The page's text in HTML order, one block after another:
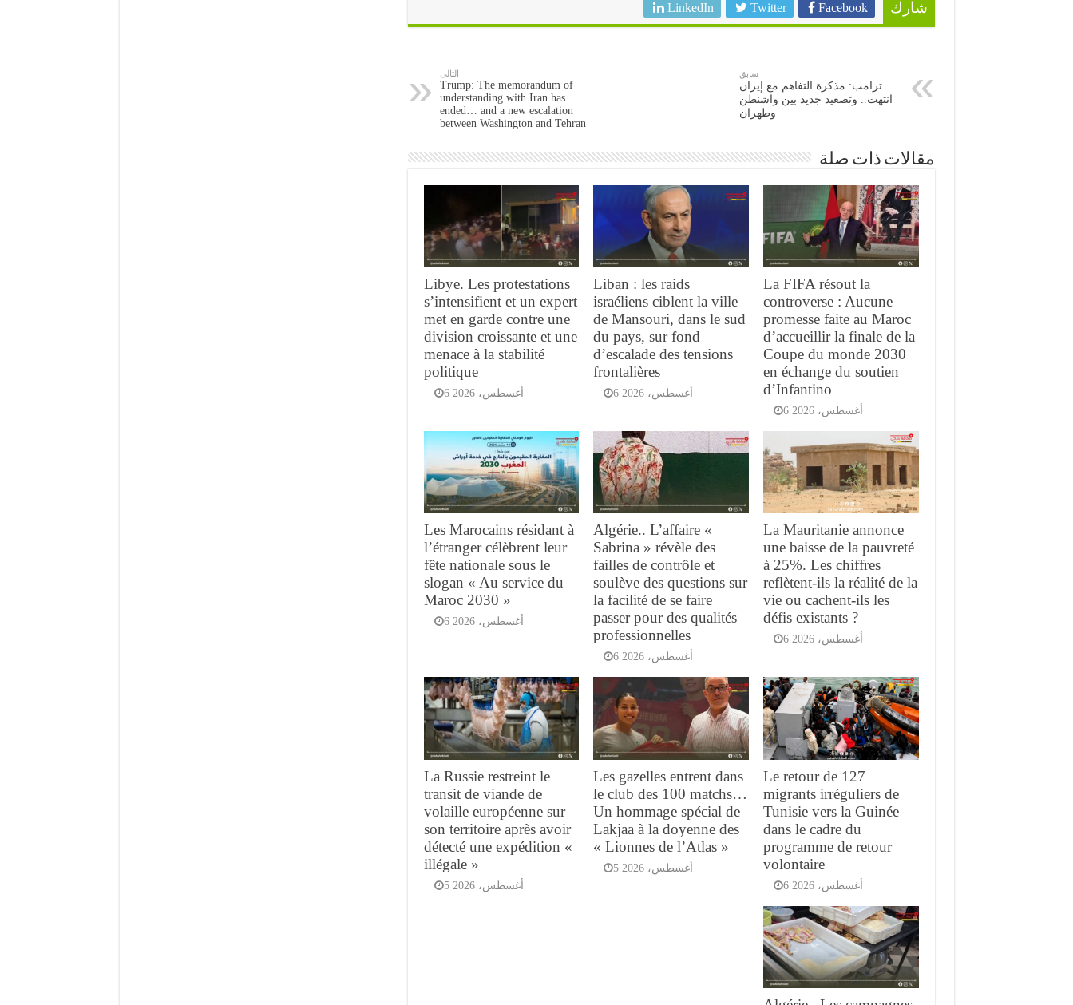
شارك Facebook
Twitter
LinkedIn
سابق
ترامب: مذكرة التفاهم مع إيران
انتهت.. وتصعيد جديد بين واشنطن
وطهران
التالى
Trump: The memorandum of
understanding with Iran has
ended… and a new escalation
between Washington and Tehran
مقالات ذات صلة
La FIFA résout la
controverse : Aucune
promesse faite au Maroc
d’accueillir la finale de la
Coupe du monde 2030
en échange du soutien
d’Infantino
6 أغسطس، 2026
Liban : les raids
israéliens ciblent la ville
de Mansouri, dans le sud
du pays, sur fond
d’escalade des tensions
frontalières
6 أغسطس، 2026
Libye. Les protestations
s’intensifient et un expert
met en garde contre une
division croissante et une
menace à la stabilité
politique
6 أغسطس، 2026
La Mauritanie annonce
une baisse de la pauvreté
à 25%. Les chiffres
reflètent-ils la réalité de la
vie ou cachent-ils les
défis existants ?
6 أغسطس، 2026
Algérie.. L’affaire «
Sabrina » révèle des
failles de contrôle et
soulève des questions sur
la facilité de se faire
passer pour des qualités
professionnelles
6 أغسطس، 2026
Les Marocains résidant à
l’étranger célèbrent leur
fête nationale sous le
slogan « Au service du
Maroc 2030 »
6 أغسطس، 2026
Le retour de 127
migrants irréguliers de
Tunisie vers la Guinée
dans le cadre du
programme de retour
volontaire
6 أغسطس، 2026
Les gazelles entrent dans
le club des 100 matchs…
Un hommage spécial de
Lakjaa à la doyenne des
« Lionnes de l’Atlas »
5 أغسطس، 2026
La Russie restreint le
transit de viande de
volaille européenne sur
son territoire après avoir
détecté une expédition «
illégale »
5 أغسطس، 2026